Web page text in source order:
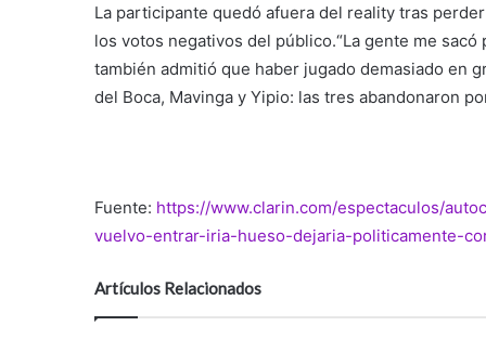
La participante quedó afuera del reality tras
los votos negativos del público.“La gente me
también admitió que haber jugado demasiado en
del Boca, Mavinga y Yipio: las tres abandonaron
Fuente: https://www.clarin.com/espectaculos/
vuelvo-entrar-iria-hueso-dejaria-politicamente-
Artículos Relacionados